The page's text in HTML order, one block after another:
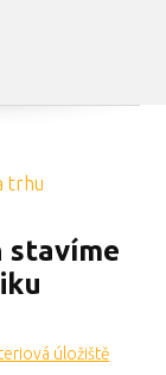
trhu
stavíme
úložiště